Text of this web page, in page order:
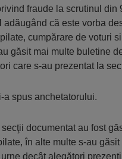
fraude la scrutinul din
adăugând că este vorba
cumpărare de voturi
găsit mai multe buletine
care s-au prezentat la
a spus anchetatorului.
documentat au fost
în alte multe s-au găsit
decât alegători